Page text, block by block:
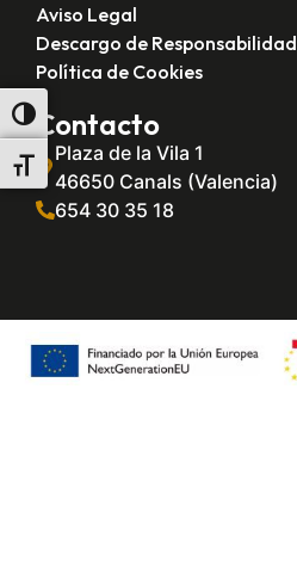
Alternar alto contraste
Alternar tamaño de letra
Aviso Legal
Descargo de Responsabilidad
Política de Cookies
Contacto
Plaza de la Vila 1
46650 Canals (Valencia)
654 30 35 18